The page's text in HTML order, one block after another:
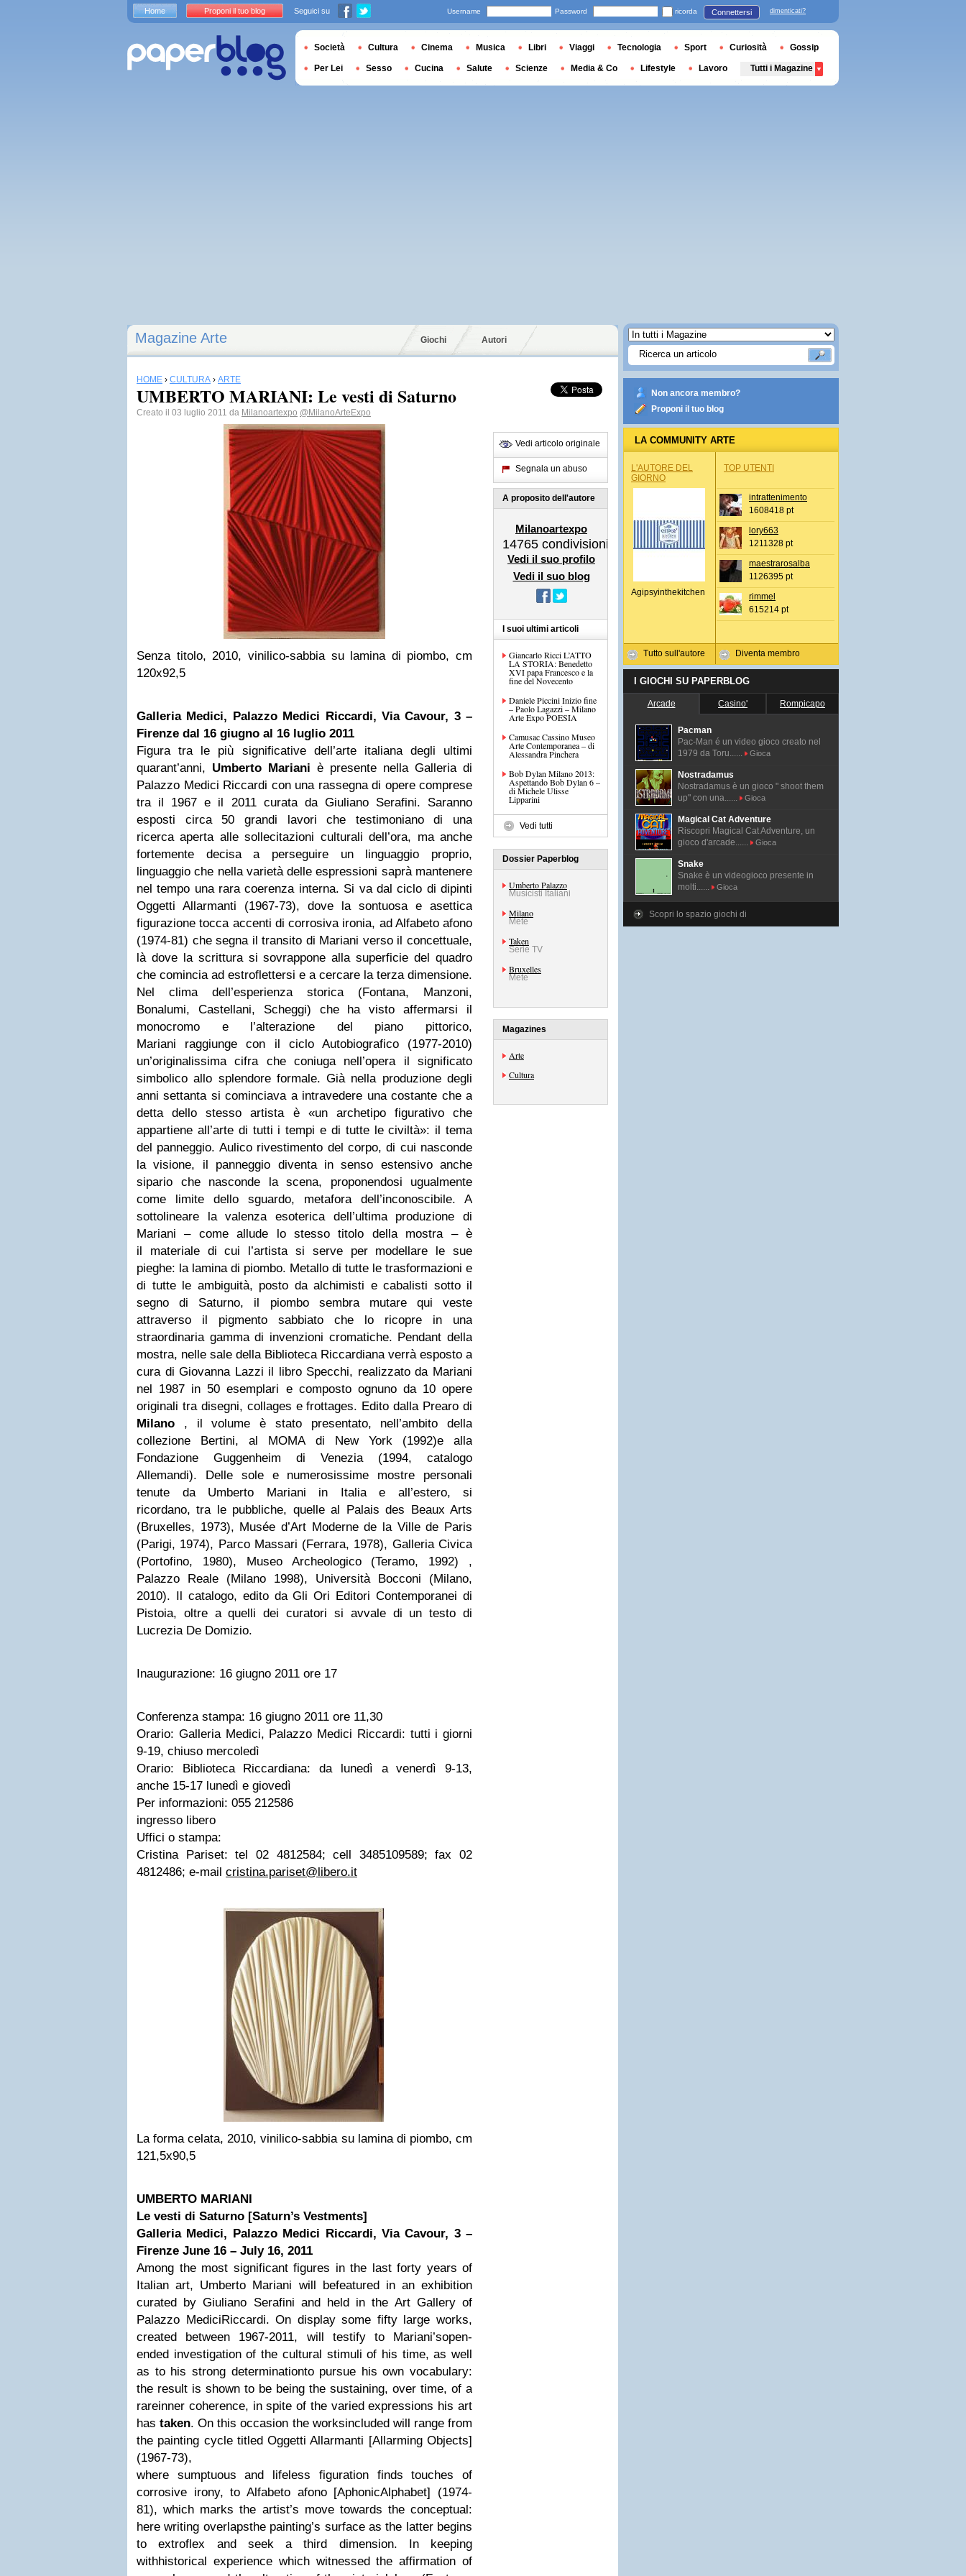
Magazine Arte Giochi Autori
HOME › CULTURA › ARTE
UMBERTO MARIANI: Le vesti di Saturno
Creato il 03 luglio 2011 da Milanoartexpo @MilanoArteExpo
Senza titolo, 2010, vinilico-sabbia su lamina di piombo, cm
120x92,5
Galleria Medici, Palazzo Medici Riccardi, Via Cavour, 3 –
Firenze dal 16 giugno al 16 luglio 2011
Figura tra le più significative dell’arte italiana degli ultimi
quarant’anni, Umberto Mariani è presente nella Galleria di
Palazzo Medici Riccardi con una rassegna di opere comprese
tra il 1967 e il 2011 curata da Giuliano Serafini. Saranno
esposti circa 50 grandi lavori che testimoniano di una
ricerca aperta alle sollecitazioni culturali dell’ora, ma anche
fortemente decisa a perseguire un linguaggio proprio,
linguaggio che nella varietà delle espressioni saprà mantenere
nel tempo una rara coerenza interna. Si va dal ciclo di dipinti
Oggetti Allarmanti (1967-73), dove la sontuosa e asettica
figurazione tocca accenti di corrosiva ironia, ad Alfabeto afono
(1974-81) che segna il transito di Mariani verso il concettuale,
là dove la scrittura si sovrappone alla superficie del quadro
che comincia ad estroflettersi e a cercare la terza dimensione.
Nel clima dell’esperienza storica (Fontana, Manzoni,
Bonalumi, Castellani, Scheggi) che ha visto affermarsi il
monocromo e l’alterazione del piano pittorico,
Mariani raggiunge con il ciclo Autobiografico (1977-2010)
un’originalissima cifra che coniuga nell’opera il significato
simbolico allo splendore formale. Già nella produzione degli
anni settanta si cominciava a intravedere una costante che a
detta dello stesso artista è «un archetipo figurativo che
appartiene all’arte di tutti i tempi e di tutte le civiltà»: il tema
del panneggio. Aulico rivestimento del corpo, di cui nasconde
la visione, il panneggio diventa in senso estensivo anche
sipario che nasconde la scena, proponendosi ugualmente
come limite dello sguardo, metafora dell’inconoscibile. A
sottolineare la valenza esoterica dell’ultima produzione di
Mariani – come allude lo stesso titolo della mostra – è
il materiale di cui l’artista si serve per modellare le sue
pieghe: la lamina di piombo. Metallo di tutte le trasformazioni e
di tutte le ambiguità, posto da alchimisti e cabalisti sotto il
segno di Saturno, il piombo sembra mutare qui veste
attraverso il pigmento sabbiato che lo ricopre in una
straordinaria gamma di invenzioni cromatiche. Pendant della
mostra, nelle sale della Biblioteca Riccardiana verrà esposto a
cura di Giovanna Lazzi il libro Specchi, realizzato da Mariani
nel 1987 in 50 esemplari e composto ognuno da 10 opere
originali tra disegni, collages e frottages. Edito dalla Prearo di
Milano , il volume è stato presentato, nell’ambito della
collezione Bertini, al MOMA di New York (1992)e alla
Fondazione Guggenheim di Venezia (1994, catalogo
Allemandi). Delle sole e numerosissime mostre personali
tenute da Umberto Mariani in Italia e all’estero, si
ricordano, tra le pubbliche, quelle al Palais des Beaux Arts
(Bruxelles, 1973), Musée d’Art Moderne de la Ville de Paris
(Parigi, 1974), Parco Massari (Ferrara, 1978), Galleria Civica
(Portofino, 1980), Museo Archeologico (Teramo, 1992) ,
Palazzo Reale (Milano 1998), Università Bocconi (Milano,
2010). Il catalogo, edito da Gli Ori Editori Contemporanei di
Pistoia, oltre a quelli dei curatori si avvale di un testo di
Lucrezia De Domizio.
Inaugurazione: 16 giugno 2011 ore 17
Conferenza stampa: 16 giugno 2011 ore 11,30
Orario: Galleria Medici, Palazzo Medici Riccardi: tutti i giorni
9-19, chiuso mercoledì
Orario: Biblioteca Riccardiana: da lunedì a venerdì 9-13,
anche 15-17 lunedì e giovedì
Per informazioni: 055 212586
ingresso libero
Uffici o stampa:
Cristina Pariset: tel 02 4812584; cell 3485109589; fax 02
4812486; e-mail cristina.pariset@libero.it
La forma celata, 2010, vinilico-sabbia su lamina di piombo, cm
121,5x90,5
UMBERTO MARIANI
Le vesti di Saturno [Saturn’s Vestments]
Galleria Medici, Palazzo Medici Riccardi, Via Cavour, 3 –
Firenze June 16 – July 16, 2011
Among the most significant figures in the last forty years of
Italian art, Umberto Mariani will befeatured in an exhibition
curated by Giuliano Serafini and held in the Art Gallery of
Palazzo MediciRiccardi. On display some fifty large works,
created between 1967-2011, will testify to Mariani’sopen-
ended investigation of the cultural stimuli of his time, as well
as to his strong determinationto pursue his own vocabulary:
the result is shown to be being the sustaining, over time, of a
rareinner coherence, in spite of the varied expressions his art
hastaken. On this occasion the worksincluded will range from
the painting cycle titled Oggetti Allarmanti [Allarming Objects]
(1967-73),
where sumptuous and lifeless figuration finds touches of
corrosive irony, to Alfabeto afono [AphonicAlphabet] (1974-
81), which marks the artist’s move towards the conceptual:
here writing overlapsthe painting’s surface as the latter begins
to extroflex and seek a third dimension. In keeping
withhistorical experience which witnessed the affirmation of
Vedi articolo originale
Segnala un abuso
A proposito dell'autore
Milanoartexpo
14765 condivisioni
Vedi il suo profilo
Vedi il suo blog
I suoi ultimi articoli
Giancarlo Ricci L’ATTO
LA STORIA: Benedetto
XVI papa Francesco e la
fine del Novecento
Daniele Piccini Inizio fine
– Paolo Lagazzi – Milano
Arte Expo POESIA
Camusac Cassino Museo
Arte Contemporanea – di
Alessandra Pinchera
Bob Dylan Milano 2013:
Aspettando Bob Dylan 6 –
di Michele Ulisse
Lipparini
Vedi tutti
Dossier Paperblog
Umberto Palazzo
Musicisti Italiani
Milano
Mete
Taken
Serie TV
Bruxelles
Mete
Magazines
Arte
Cultura
Non ancora membro?
Proponi il tuo blog
LA COMMUNITY ARTE
L'AUTORE DEL
GIORNO
Agipsyinthekitchen
Tutto sull'autore
TOP UTENTI
intrattenimento
1608418 pt
lory663
1211328 pt
maestrarosalba
1126395 pt
rimmel
615214 pt
Diventa membro
I GIOCHI SU PAPERBLOG
Arcade Casino' Rompicapo
Pacman
Pac-Man é un video gioco creato nel
1979 da Toru......
Gioca
Nostradamus
Nostradamus è un gioco " shoot them
up" con una......
Gioca
Magical Cat Adventure
Riscopri Magical Cat Adventure, un
gioco d'arcade......
Gioca
Snake
Snake è un videogioco presente in
molti......
Gioca
Scopri lo spazio giochi di
Home Proponi il tuo blog Seguici su Username Password ricorda Connettersi dimenticati?
Società Cultura Cinema Musica Libri Viaggi Tecnologia Sport Curiosità Gossip
Per Lei Sesso Cucina Salute Scienze Media & Co Lifestyle Lavoro Tutti i Magazine